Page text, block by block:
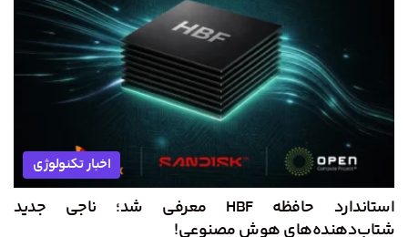
اخبار تکنولوژی
استاندارد حافظه HBF معرفی شد؛ ناجی جدید
شتاب‌دهنده‌های هوش مصنوعی!